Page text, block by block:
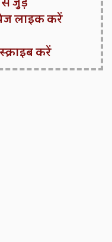
लाइक करें
करें